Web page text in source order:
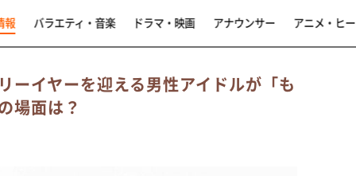
報 バラエティ・音楽 ドラマ・映画 アナウンサー アニメ・ヒ
ーイヤーを迎える男性アイドルが「も
場面は？